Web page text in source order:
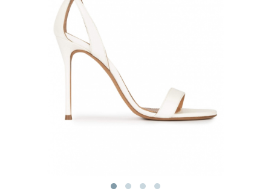
Tacón alto